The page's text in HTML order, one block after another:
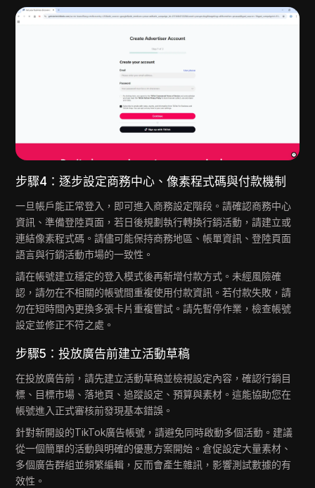
步驟4：逐步設定商務中心、像素程式碼與付款機制
一旦帳戶能正常登入，即可進入商務設定階段。請確認商務中心
資訊、準備登陸頁面，若日後規劃執行轉換行銷活動，請建立或
連結像素程式碼。請儘可能保持商務地區、帳單資訊、登陸頁面
語言與行銷活動市場的一致性。
請在帳號建立穩定的登入模式後再新增付款方式。未經風險確
認，請勿在不相關的帳號間重複使用付款資訊。若付款失敗，請
勿在短時間內更換多張卡片重複嘗試。請先暫停作業，檢查帳號
設定並修正不符之處。
步驟5：投放廣告前建立活動草稿
在投放廣告前，請先建立活動草稿並檢視設定內容，確認行銷目
標、目標市場、落地頁、追蹤設定、預算與素材。這能協助您在
帳號進入正式審核前發現基本錯誤。
針對新開設的TikTok廣告帳號，請避免同時啟動多個活動。建議
從一個簡單的活動與明確的優惠方案開始。倉促設定大量素材、
多個廣告群組並頻繁編輯，反而會產生雜訊，影響測試數據的有
效性。